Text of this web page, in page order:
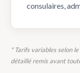
consulaires,
* Tarifs variables selon
détaillé remis avant